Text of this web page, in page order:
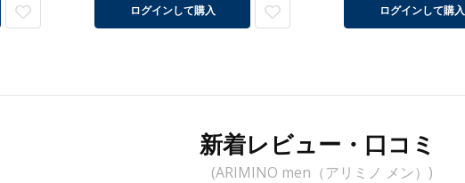
ログインして購入 ログインして購入
新着レビュー・口コミ
(ARIMINO men（アリミノ メン）)